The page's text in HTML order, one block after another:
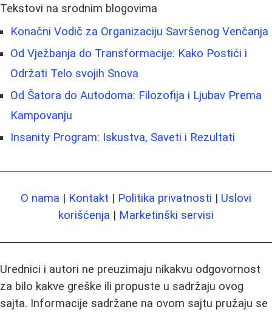
Tekstovi na srodnim blogovima
Konačni Vodič za Organizaciju Savršenog Venčanja
Od Vježbanja do Transformacije: Kako Postići i
Održati Telo svojih Snova
Od Šatora do Autodoma: Filozofija i Ljubav Prema
Kampovanju
Insanity Program: Iskustva, Saveti i Rezultati
O nama | Kontakt | Politika privatnosti | Uslovi
korišćenja | Marketinški servisi
Urednici i autori ne preuzimaju nikakvu odgovornost
za bilo kakve greške ili propuste u sadržaju ovog
sajta. Informacije sadržane na ovom sajtu pružaju se